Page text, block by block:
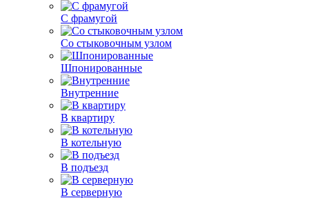
С фрамугой
Со стыковочным узлом
Шпонированные
Внутренние
В квартиру
В котельную
В подъезд
В серверную